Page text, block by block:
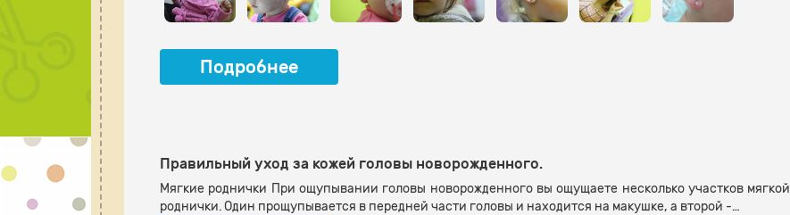
Подробнее
Правильный уход за кожей головы новорожденного.
Мягкие роднички При ощупывании головы новорожденного вы ощущаете несколько участков
роднички. Один прощупывается в передней части головы и находится на макушке, а второй -…